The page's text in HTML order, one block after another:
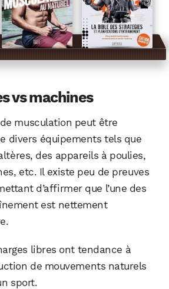
vs machines
musculation peut être
divers équipements tels que
des appareils à poulies,
etc. Il existe peu de preuves
d’affirmer que l’une des
est nettement
libres ont tendance à
de mouvements naturels
sport.